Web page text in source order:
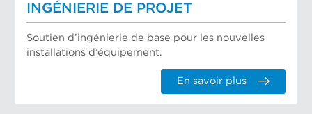
INGÉNIERIE DE PROJET
Soutien d’ingénierie de base pour les nouvelles
installations d’équipement.
En savoir plus